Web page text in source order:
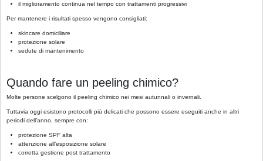
il miglioramento continua nel tempo con trattamenti progressivi
Per mantenere i risultati spesso vengono consigliati:
skincare domiciliare
protezione solare
sedute di mantenimento
Quando fare un peeling chimico?
Molte persone scelgono il peeling chimico nei mesi autunnali o invernali.
Tuttavia oggi esistono protocolli più delicati che possono essere eseguiti anche in altri
periodi dell’anno, sempre con:
protezione SPF alta
attenzione all’esposizione solare
corretta gestione post trattamento